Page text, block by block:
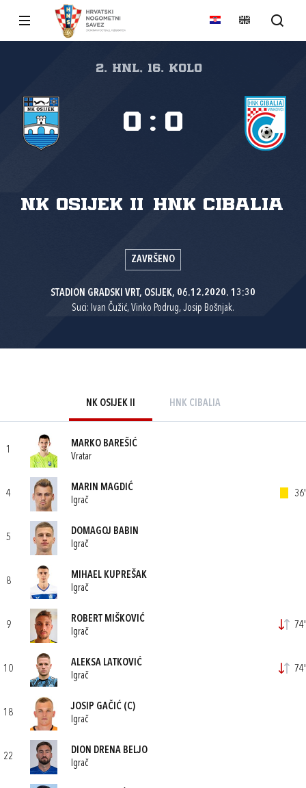
2. HNL, 16. kolo
NK Osijek II HNK Cibalia
0 : 0
ZAVRŠENO
STADION GRADSKI VRT, OSIJEK, 06.12.2020. 13:30
Suci: Ivan Čužić, Vinko Podrug, Josip Bošnjak.
NK OSIJEK II HNK CIBALIA
1
MARKO BAREŠIĆ
Vratar
4
MARIN MAGDIĆ
Igrač
36'
5
DOMAGOJ BABIN
Igrač
8
MIHAEL KUPREŠAK
Igrač
9
ROBERT MIŠKOVIĆ
Igrač
74'
10
ALEKSA LATKOVIĆ
Igrač
74'
18
JOSIP GAČIĆ (C)
Igrač
22
DION DRENA BELJO
Igrač